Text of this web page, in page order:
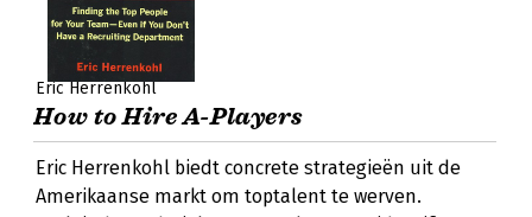
Eric Herrenkohl
How to Hire A-Players
Eric Herrenkohl biedt concrete strategieën uit de
Amerikaanse markt om toptalent te werven.